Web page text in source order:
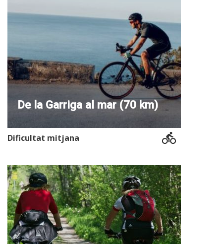
De la Garriga al mar (70 km)
Dificultat mitjana